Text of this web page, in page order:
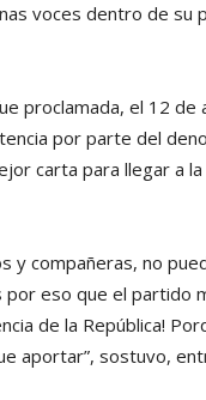
voces dentro de su
proclamada, el 12 de
por parte del
carta para llegar a
y compañeras, no
por eso que el partido
de la República!
aportar”, sostuvo,